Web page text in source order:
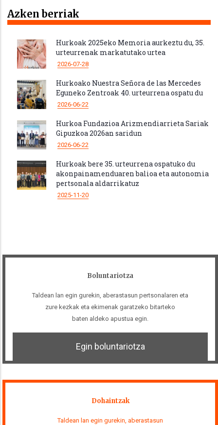
Azken berriak
Hurkoak 2025eko Memoria aurkeztu du, 35.
urteurrenak markatutako urtea
2026-07-28
Hurkoako Nuestra Señora de las Mercedes
Eguneko Zentroak 40. urteurrena ospatu du
2026-06-22
Hurkoa Fundazioa Arizmendiarrieta Sariak
Gipuzkoa 2026an saridun
2026-06-22
Hurkoak bere 35. urteurrena ospatuko du
akonpainamenduaren balioa eta autonomia
pertsonala aldarrikatuz
2025-11-20
Boluntariotza
Taldean lan egin gurekin, aberastasun pertsonalaren eta
zure kezkak eta ekimenak garatzeko bitarteko
baten aldeko apustua egin.
Egin boluntariotza
Dohaintzak
Taldean lan egin gurekin, aberastasun